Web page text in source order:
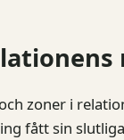
zoner i
fått sin